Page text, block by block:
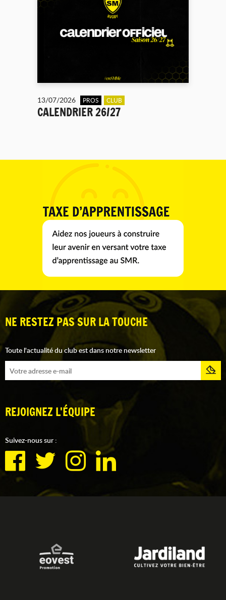
13/07/2026 PROS CLUB
CALENDRIER 26/27
NE RESTEZ PAS SUR LA TOUCHE
Toute l'actualité du club est dans notre newsletter
REJOIGNEZ L'ÉQUIPE
Suivez-nous sur :